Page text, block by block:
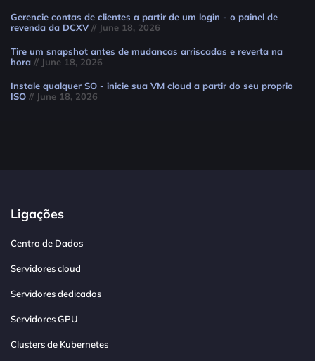
Gerencie contas de clientes a partir de um login - o painel de
revenda da DCXV// June 18, 2026
Tire um snapshot antes de mudancas arriscadas e reverta na
hora // June 18, 2026
Instale qualquer SO - inicie sua VM cloud a partir do seu proprio
ISO // June 18, 2026
Ligações
Centro de Dados
Servidores cloud
Servidores dedicados
Servidores GPU
Clusters de Kubernetes